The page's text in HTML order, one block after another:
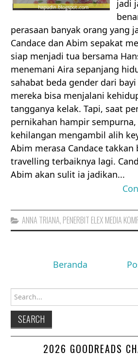
jadi
perasaan banyak orang yang
Candace dan Abim sepakat
siap menjadi tua bersama
menemani Aira sepanjang
sahabat beda gender dari
mereka bisa menjalani
tangganya kelak. Tapi, saat
pernikahan hampir
kehilangan mengambil alih
Abim merasa Candace
travelling terbaiknya lagi.
Abim akan sulit ia jadikan...
ANNA TRIANA, PENERBIT ELEX MEDIA
Beranda
Search for:
2026 GOODREADS